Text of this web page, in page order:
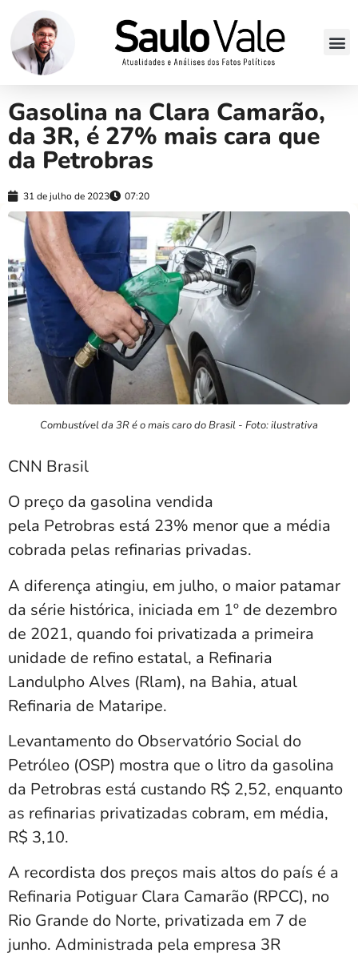
Gasolina na Clara Camarão,
da 3R, é 27% mais cara que
da Petrobras
31 de julho de 2023 07:20
Combustível da 3R é o mais caro do Brasil - Foto: ilustrativa
CNN Brasil
O preço da gasolina vendida
pela Petrobras está 23% menor que a média
cobrada pelas refinarias privadas.
A diferença atingiu, em julho, o maior patamar
da série histórica, iniciada em 1º de dezembro
de 2021, quando foi privatizada a primeira
unidade de refino estatal, a Refinaria
Landulpho Alves (Rlam), na Bahia, atual
Refinaria de Mataripe.
Levantamento do Observatório Social do
Petróleo (OSP) mostra que o litro da gasolina
da Petrobras está custando R$ 2,52, enquanto
as refinarias privatizadas cobram, em média,
R$ 3,10.
A recordista dos preços mais altos do país é a
Refinaria Potiguar Clara Camarão (RPCC), no
Rio Grande do Norte, privatizada em 7 de
junho. Administrada pela empresa 3R